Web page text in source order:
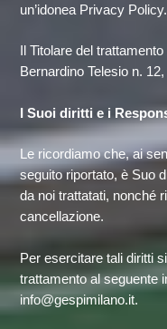
un’idonea Privacy Policy.
Il Titolare del
Bernardino Telesio n.
I Suoi diritti e i
Le ricordiamo che, ai
seguito riportato, è Suo
da noi trattatati, nonché
cancellazione.
Per esercitare tali diritti
trattamento al seguente
info@gespimilano.it.